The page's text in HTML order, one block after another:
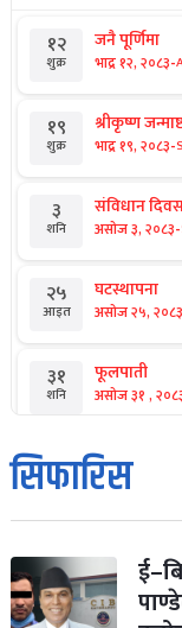
१२
शुक्र
जनै पूर्णिमा
भाद्र १२, २०८३-
१९
शुक्र
श्रीकृष्ण
भाद्र १९, २०८३-
३
शनि
संविधान
असोज ३, २०८३-
२५
आइत
घटस्थापना
असोज २५, २०८३
३१
शनि
फूलपाती
असोज ३१ ,
१
आइत
कार्तिक
कार्तिक १, २०८३
मंगल कार्तिक ३, २०८३
विजयादशमी
सिफारिस